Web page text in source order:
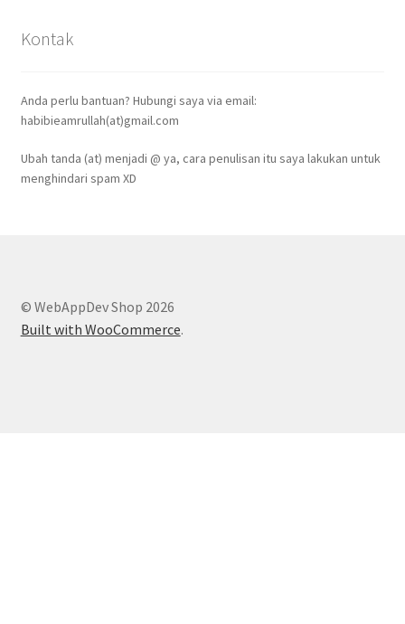
Kontak
Anda perlu bantuan? Hubungi saya via email:
habibieamrullah(at)gmail.com
Ubah tanda (at) menjadi @ ya, cara penulisan itu saya lakukan untuk
menghindari spam XD
© WebAppDev Shop 2026
Built with WooCommerce.